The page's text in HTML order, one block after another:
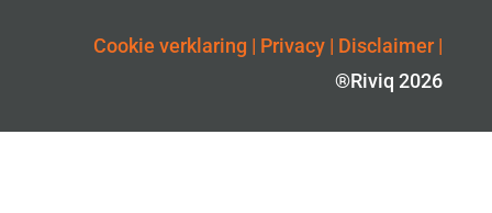
Cookie verklaring | Privacy | Disclaimer |
®Riviq 2026